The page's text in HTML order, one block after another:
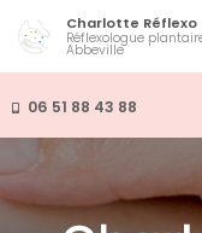
contenu
principal
06 51 88 43 88
Charlotte Réflexo
Réflexologue plantaire à domicile à
Abbeville